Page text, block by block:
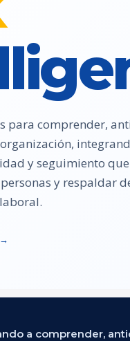
para comprender,
y seguimiento
y respaldar
a comprender,